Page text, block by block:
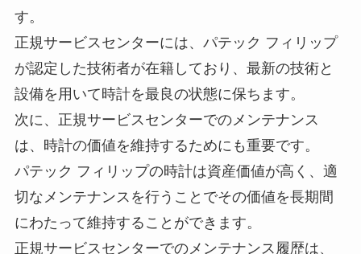
す。
正規サービスセンターには、パテック フィリップ
が認定した技術者が在籍しており、最新の技術と
設備を用いて時計を最良の状態に保ちます。
次に、正規サービスセンターでのメンテナンス
は、時計の価値を維持するためにも重要です。
パテック フィリップの時計は資産価値が高く、適
切なメンテナンスを行うことでその価値を長期間
にわたって維持することができます。
正規サービスセンターでのメンテナンス履歴は、